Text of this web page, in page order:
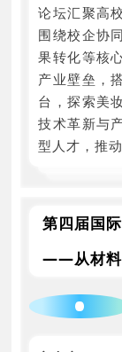
论坛汇聚高
围绕校企协
果转化等核
产业壁垒，
台，探索美
技术革新与
型人才，推
第四届国
——从材料